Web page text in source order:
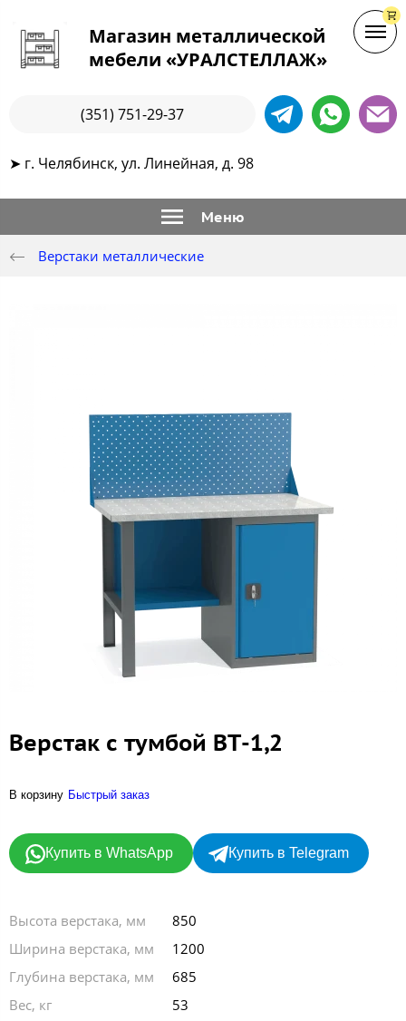
Магазин металлической
мебели «УРАЛСТЕЛЛАЖ»
(351) 751-29-37
➤ г. Челябинск, ул. Линейная, д. 98
Меню
Верстаки металлические
Верстак с тумбой ВТ-1,2
В корзину Быстрый заказ
Купить в WhatsApp Купить в Telegram
Высота верстака, мм
850
Ширина верстака, мм
1200
Глубина верстака, мм
685
Вес, кг
53